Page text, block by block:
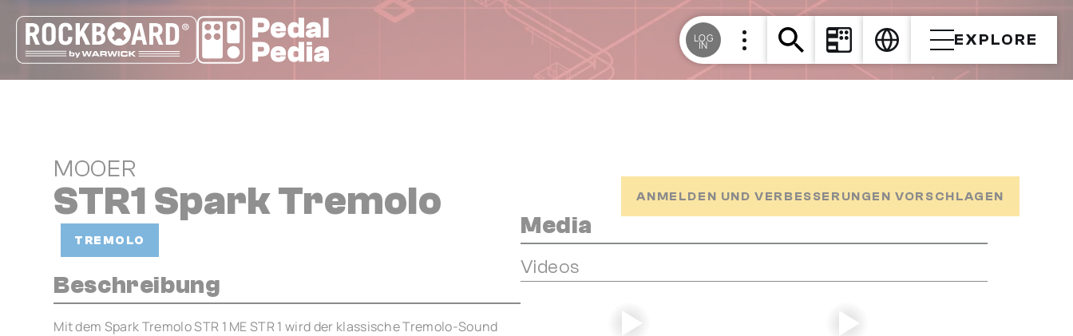
LOG
IN EXPLORE
MOOER
STR1 Spark Tremolo ANMELDEN UND VERBESSERUNGEN VORSCHLAGEN
TREMOLO
Beschreibung
Mit dem Spark Tremolo STR 1 ME STR 1 wird der klassische Tremolo-Sound
Media
Videos